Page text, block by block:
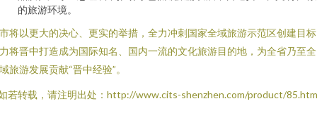
的旅游环境。
将以更大的决心、更实的举措，全力冲刺国家全域旅游示范区创建目
将晋中打造成为国际知名、国内一流的文化旅游目的地，为全省乃至
旅游发展贡献“晋中经验”。
若转载，请注明出处：http://www.cits-shenzhen.com/product/